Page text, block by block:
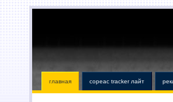
главная copeac tracker лайт